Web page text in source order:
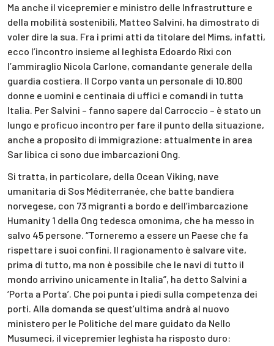
Ma anche il vicepremier e ministro delle Infrastrutture e
della mobilità sostenibili, Matteo Salvini, ha dimostrato di
voler dire la sua. Fra i primi atti da titolare del Mims, infatti,
ecco l’incontro insieme al leghista Edoardo Rixi con
l’ammiraglio Nicola Carlone, comandante generale della
guardia costiera. Il Corpo vanta un personale di 10.800
donne e uomini e centinaia di uffici e comandi in tutta
Italia. Per Salvini – fanno sapere dal Carroccio – è stato un
lungo e proficuo incontro per fare il punto della situazione,
anche a proposito di immigrazione: attualmente in area
Sar libica ci sono due imbarcazioni Ong.
Si tratta, in particolare, della Ocean Viking, nave
umanitaria di Sos Méditerranée, che batte bandiera
norvegese, con 73 migranti a bordo e dell’imbarcazione
Humanity 1 della Ong tedesca omonima, che ha messo in
salvo 45 persone. “Torneremo a essere un Paese che fa
rispettare i suoi confini. Il ragionamento è salvare vite,
prima di tutto, ma non è possibile che le navi di tutto il
mondo arrivino unicamente in Italia”, ha detto Salvini a
‘Porta a Porta’. Che poi punta i piedi sulla competenza dei
porti. Alla domanda se quest’ultima andrà al nuovo
ministero per le Politiche del mare guidato da Nello
Musumeci, il vicepremier leghista ha risposto duro: